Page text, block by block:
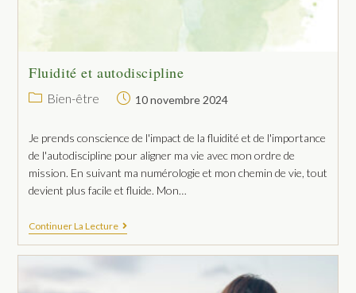
Fluidité et autodiscipline
Bien-être 10 novembre 2024
Je prends conscience de l'impact de la fluidité et de l'importance
de l'autodiscipline pour aligner ma vie avec mon ordre de
mission. En suivant ma numérologie et mon chemin de vie, tout
devient plus facile et fluide. Mon…
Continuer La Lecture